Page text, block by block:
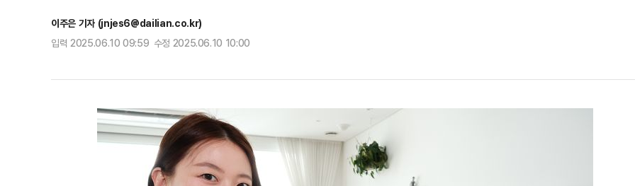
이주은 기자 (jnjes6@dailian.co.kr)
입력 2025.06.10 09:59 수정 2025.06.10 10:00